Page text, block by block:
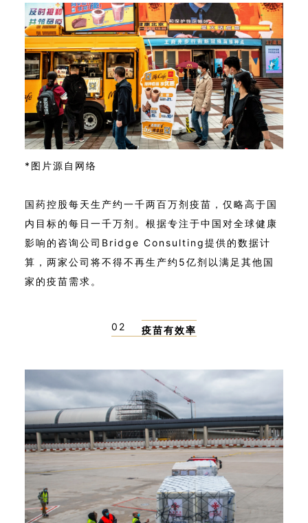
*图片源自网络
国药控股每天生产约一千两百万剂疫苗，仅略高于国
内目标的每日一千万剂。根据专注于中国对全球健康
影响的咨询公司Bridge Consulting提供的数据计
算，两家公司将不得不再生产约5亿剂以满足其他国
家的疫苗需求。
02 疫苗有效率